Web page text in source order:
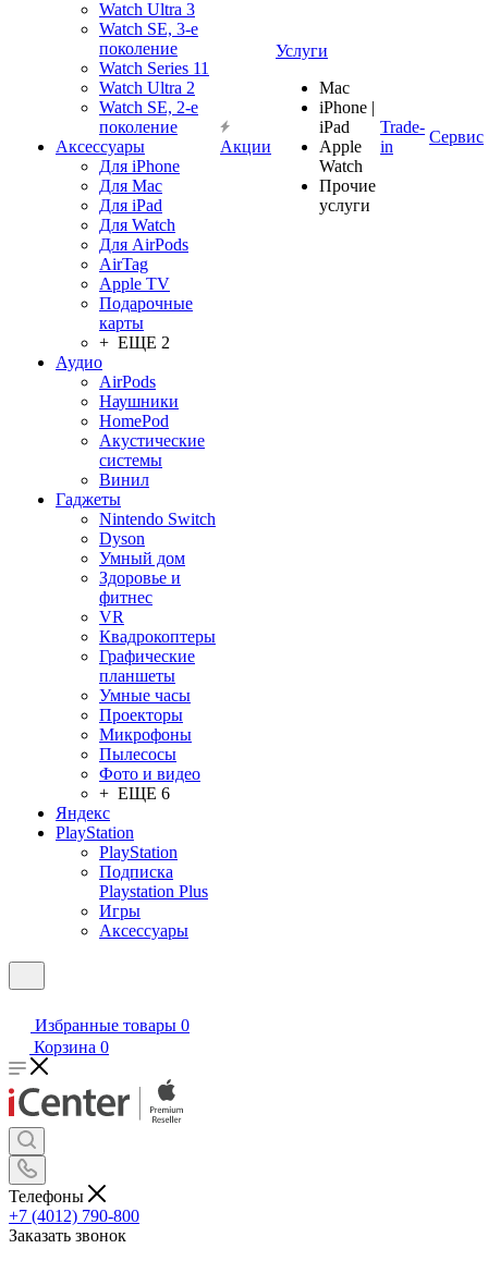
Watch Ultra 3
Watch SE, 3-е
поколение
Watch Series 11
Watch Ultra 2
Watch SE, 2-е
поколение
Аксессуары
Для iPhone
Для Mac
Для iPad
Для Watch
Для AirPods
AirTag
Apple TV
Подарочные
карты
+ ЕЩЕ 2
Аудио
AirPods
Наушники
HomePod
Акустические
системы
Винил
Гаджеты
Nintendo Switch
Dyson
Умный дом
Здоровье и
фитнес
VR
Квадрокоптеры
Графические
планшеты
Умные часы
Проекторы
Микрофоны
Пылесосы
Фото и видео
+ ЕЩЕ 6
Яндекс
PlayStation
PlayStation
Подписка
Playstation Plus
Игры
Аксессуары
Акции
Услуги
Mac
iPhone |
iPad
Apple
Watch
Прочие
услуги
Trade-
in
Сервис
Избранные товары 0
Корзина 0
Телефоны
+7 (4012) 790-800
Заказать звонок